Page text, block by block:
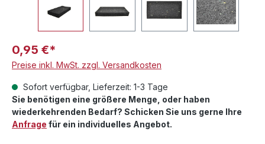
0,95 €*
Preise inkl. MwSt. zzgl. Versandkosten
Sofort verfügbar, Lieferzeit: 1-3 Tage
Sie benötigen eine größere Menge, oder haben
wiederkehrenden Bedarf? Schicken Sie uns gerne Ihre
Anfrage für ein individuelles Angebot.